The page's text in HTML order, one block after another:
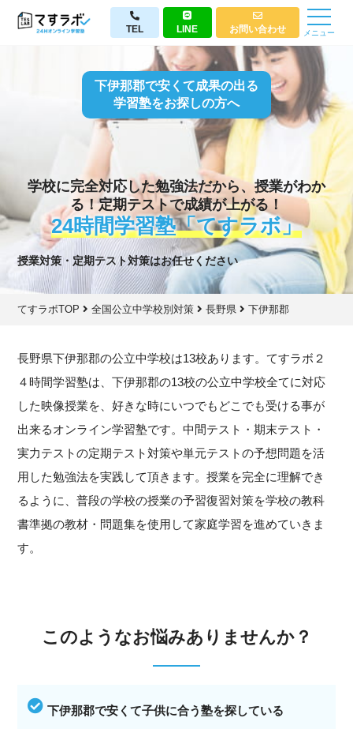
TEL LINE お問い合わせ メニュー
下伊那郡で安くて成果の出る
学習塾をお探しの方へ
学校に完全対応した勉強法だから、授業がわか
る！定期テストで成績が上がる！
24時間学習塾「てすラボ」
授業対策・定期テスト対策はお任せください
てすラボTOP 全国公立中学校別対策 長野県 下伊那郡
長野県下伊那郡の公立中学校は13校あります。てすラボ２
４時間学習塾は、下伊那郡の13校の公立中学校全てに対応
した映像授業を、好きな時にいつでもどこでも受ける事が
出来るオンライン学習塾です。中間テスト・期末テスト・
実力テストの定期テスト対策や単元テストの予想問題を活
用した勉強法を実践して頂きます。授業を完全に理解でき
るように、普段の学校の授業の予習復習対策を学校の教科
書準拠の教材・問題集を使用して家庭学習を進めていきま
す。
このようなお悩みありませんか？
下伊那郡で安くて子供に合う塾を探している